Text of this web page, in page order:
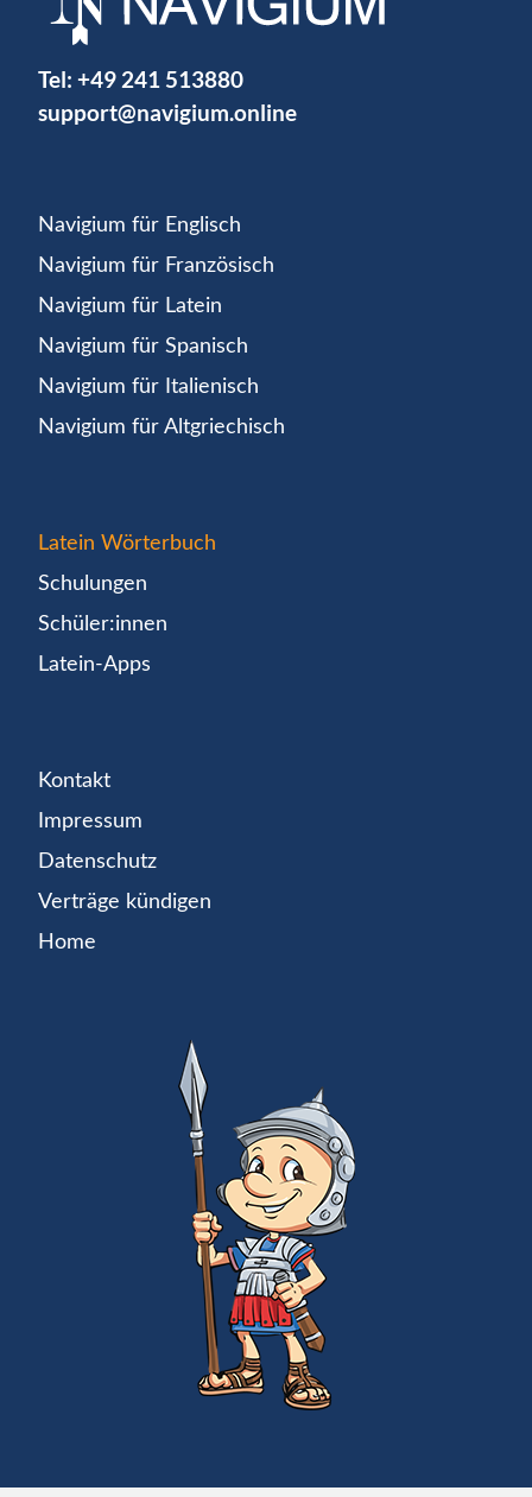
Tel: +49 241 513880
support@navigium.online
Navigium für Englisch
Navigium für Französisch
Navigium für Latein
Navigium für Spanisch
Navigium für Italienisch
Navigium für Altgriechisch
Latein Wörterbuch
Schulungen
Schüler:innen
Latein-Apps
Kontakt
Impressum
Datenschutz
Verträge kündigen
Home